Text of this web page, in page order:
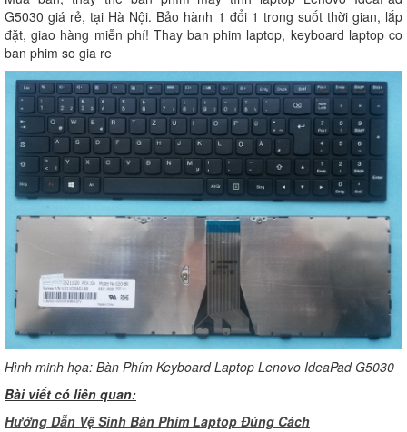
G5030 giá rẻ, tại Hà Nội. Bảo hành 1 đổi 1 trong suốt thời gian, lắp
đặt, giao hàng miễn phí! Thay ban phim laptop, keyboard laptop co
ban phim so gia re
Hình minh họa: Bàn Phím Keyboard Laptop Lenovo IdeaPad G5030
Bài viết có liên quan:
Hướng Dẫn Vệ Sinh Bàn Phím Laptop Đúng Cách